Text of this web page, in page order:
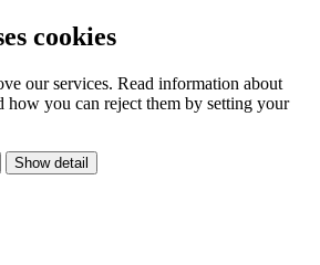
cookies
our services. Read information about
how you can reject them by setting your
Show detail